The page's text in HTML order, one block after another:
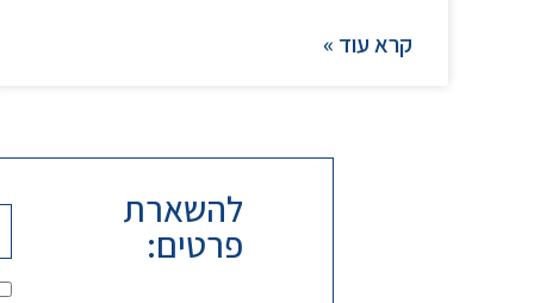
קרא עוד »
להשארת
פרטים: